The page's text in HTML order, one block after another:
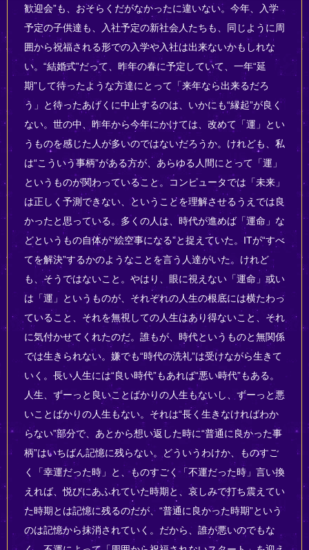
歓迎会”も、おそらくだがなかったに違いない。今年、入学
予定の子供達も、入社予定の新社会人たちも、同じように周
囲から祝福される形での入学や入社は出来ないかもしれな
い。“結婚式”だって、昨年の春に予定していて、一年“延
期”して待ったような方達にとって「来年なら出来るだろ
う」と待ったあげくに中止するのは、いかにも“縁起”が良く
ない。世の中、昨年から今年にかけては、改めて「運」とい
うものを感じた人が多いのではないだろうか。けれども、私
は“こういう事柄”がある方が、あらゆる人間にとって「運」
というものが関わっていること。コンピュータでは「未来」
は正しく予測できない、ということを理解させるうえでは良
かったと思っている。多くの人は、時代が進めば「運命」な
どというもの自体が“絵空事になる”と捉えていた。ITが“すべ
てを解決”するかのようなことを言う人達がいた。けれど
も、そうではないこと。やはり、眼に視えない「運命」或い
は「運」というものが、それぞれの人生の根底には横たわっ
ていること、それを無視しての人生はあり得ないこと、それ
に気付かせてくれたのだ。誰もが、時代というものと無関係
では生きられない。嫌でも“時代の洗礼”は受けながら生きて
いく。長い人生には“良い時代”もあれば“悪い時代”もある。
人生、ずーっと良いことばかりの人生もないし、ずーっと悪
いことばかりの人生もない。それは“長く生きなければわか
らない”部分で、あとから想い返した時に“普通に良かった事
柄”はいちばん記憶に残らない。どういうわけか、ものすご
く「幸運だった時」と、ものすごく「不運だった時」言い換
えれば、悦びにあふれていた時期と、哀しみで打ち震えてい
た時期とは記憶に残るのだが、“普通に良かった時期”という
のは記憶から抹消されていく。だから、誰が悪いのでもな